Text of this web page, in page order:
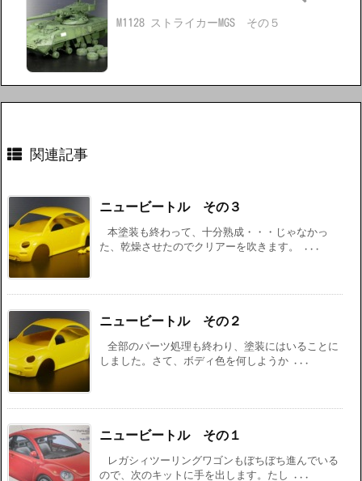
M1128 ストライカーMGS その５
関連記事
ニュービートル その３
本塗装も終わって、十分熟成・・・じゃなかっ
た、乾燥させたのでクリアーを吹きます。 ...
ニュービートル その２
全部のパーツ処理も終わり、塗装にはいることに
しました。さて、ボディ色を何しようか ...
ニュービートル その１
レガシィツーリングワゴンもぼちぼち進んでいる
ので、次のキットに手を出します。たし ...